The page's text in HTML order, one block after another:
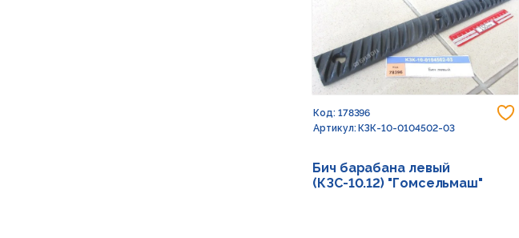
Код: 178396
Артикул: КЗК-10-0104502-03
Бич барабана левый
(КЗС-10.12) "Гомсельмаш"